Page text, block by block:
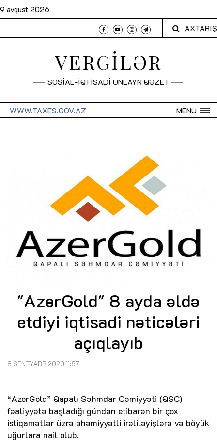
9 avqust 2026
AXTARIŞ
VERGİLƏR
SOSİAL-İQTİSADİ ONLAYN QƏZET
MENU
WWW.TAXES.GOV.AZ
"AzerGold" 8 ayda əldə
etdiyi iqtisadi nəticələri
açıqlayıb
8 SENTYABR 2020 11:57
“AzerGold” Qapalı Səhmdar Cəmiyyəti (QSC)
fəaliyyətə başladığı gündən etibarən bir çox
istiqamətlər üzrə əhəmiyyətli irəliləyişlərə və böyük
uğurlara nail olub.